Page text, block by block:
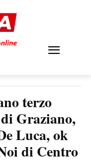
terzo
Graziano,
Luca, ok
di Centro